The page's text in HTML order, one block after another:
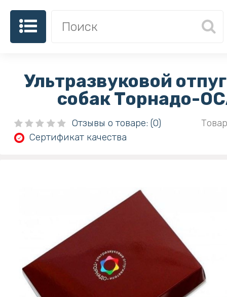
Ультразвуковой
собак Торнадо-
Отзывы о товаре: (0)
Сертификат качества